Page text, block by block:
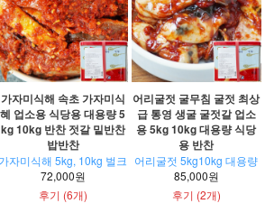
가자미식해 속초 가자미식
혜 업소용 식당용 대용량 5
kg 10kg 반찬 젓갈 밑반찬
밥반찬
가자미식해 5kg, 10kg 벌크
72,000원
후기 (6개)
어리굴젓 굴무침 굴젓 최상
급 통영 생굴 굴젓갈 업소
용 5kg 10kg 대용량 식당
용 반찬
어리굴젓 5kg10kg 대용량
85,000원
후기 (2개)